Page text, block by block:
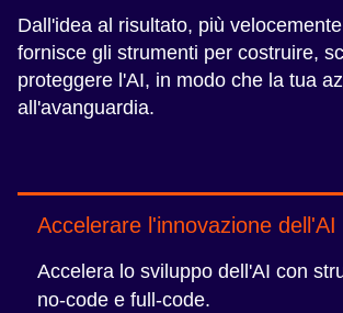
Dall'idea al risultato, più
fornisce gli strumenti per costruire,
proteggere l'AI, in modo che la tua
all'avanguardia.
Accelerare l'innovazione dell'AI
Accelera lo sviluppo dell'AI con
no-code e full-code.